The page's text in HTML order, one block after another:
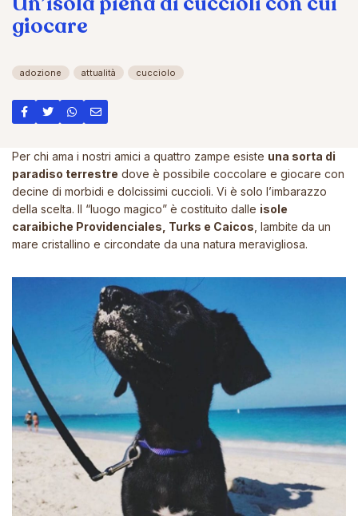
giocare
adozione attualità cucciolo
Per chi ama i nostri amici a quattro zampe esiste una sorta di
paradiso terrestre dove è possibile coccolare e giocare con
decine di morbidi e dolcissimi cuccioli. Vi è solo l’imbarazzo
della scelta. Il “luogo magico” è costituito dalle isole
caraibiche Providenciales, Turks e Caicos , lambite da un
mare cristallino e circondate da una natura meravigliosa.